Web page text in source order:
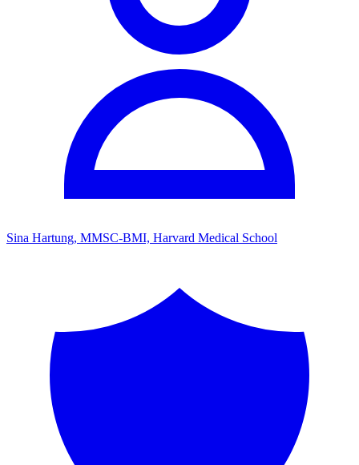
Sina Hartung, MMSC-BMI, Harvard Medical School